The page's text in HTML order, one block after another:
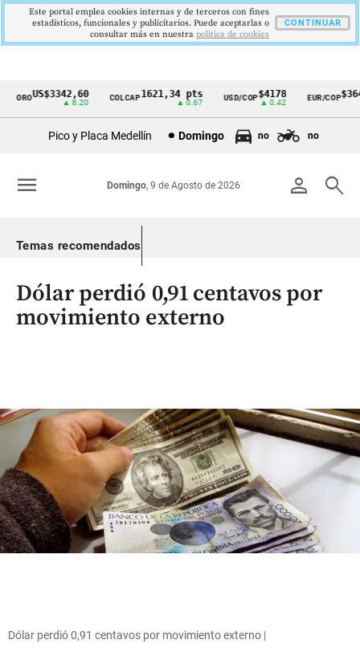
Cintillo
Colombia
OROUS$3342,60
▲ 8.20
COLCAP1621,34 pts
▲ 0.67
USD/COP$4178
▲ 0.42
EUR/COP$3648
Pico y Placa Medellín Domingo no no
person search
Domingo, 9 de Agosto de 2026
menu
Temas recomendados
Dólar perdió 0,91 centavos por
movimiento externo
Dólar perdió 0,91 centavos por movimiento externo |
Este portal emplea cookies internas y de terceros con fines
estadísticos, funcionales y publicitarios. Puede aceptarlas o
consultar más en nuestra politica de cookies
CONTINUAR